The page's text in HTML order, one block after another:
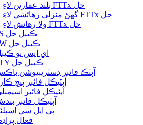
بلند عمارتن لاءِ FTTx حل
گھڻ منزلي رهائشي لاءِ FTTx حل
ولا رهائش لاءِ FTTx حل
ADSS ڪيبل حل
OPGW ڪيبل حل
اي ايس يو
GYFTY ڪيبل حل
آپٽڪ فائبر ڊسٽريبيوشن
آپٽيڪل فائبر پيچ
آپٽيڪل فائبر
آپٽيڪل فائبر
پي ايل سي
فعال